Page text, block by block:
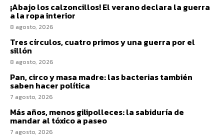
¡Abajo los calzoncillos! El verano declara la guerra
a la ropa interior
8 agosto, 2026
Tres círculos, cuatro primos y una guerra por el
sillón
8 agosto, 2026
Pan, circo y masa madre: las bacterias también
saben hacer política
7 agosto, 2026
Más años, menos gilipolleces: la sabiduría de
mandar al tóxico a paseo
7 agosto, 2026